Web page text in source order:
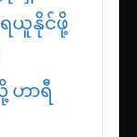
ရယူနိုင်ဖို့
ဟာရီ